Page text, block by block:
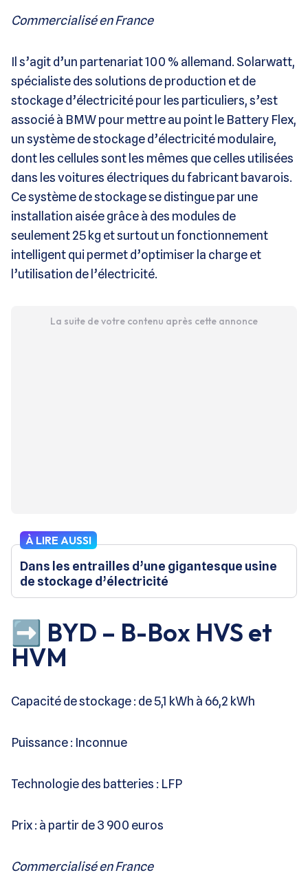
Commercialisé en France
Il s’agit d’un partenariat 100 % allemand. Solarwatt,
spécialiste des solutions de production et de
stockage d’électricité pour les particuliers, s’est
associé à BMW pour mettre au point le Battery Flex,
un système de stockage d’électricité modulaire,
dont les cellules sont les mêmes que celles utilisées
dans les voitures électriques du fabricant bavarois.
Ce système de stockage se distingue par une
installation aisée grâce à des modules de
seulement 25 kg et surtout un fonctionnement
intelligent qui permet d’optimiser la charge et
l’utilisation de l’électricité.
La suite de votre contenu après cette annonce
À LIRE AUSSI
Dans les entrailles d’une gigantesque usine
de stockage d’électricité
➡️ BYD – B-Box HVS et
HVM
Capacité de stockage : de 5,1 kWh à 66,2 kWh
Puissance : Inconnue
Technologie des batteries : LFP
Prix : à partir de 3 900 euros
Commercialisé en France